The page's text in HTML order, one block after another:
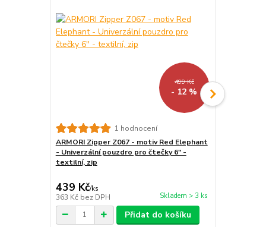
499 Kč
- 12 %
1 hodnocení
ARMORI Zipper Z067 - motiv Red Elephant
- Univerzální pouzdro pro čtečky 6" -
textilní, zip
439 Kč/ks
363 Kč bez DPH Skladem > 3 ks
Přidat do košíku